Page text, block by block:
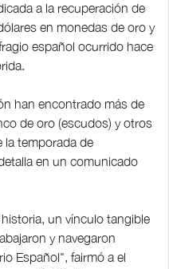
a la recuperación de
en monedas de oro y
español ocurrido hace
han encontrado más de
de oro (escudos) y otros
la temporada de
en un comunicado
un vínculo tangible
y navegaron
Español", fairmó a el